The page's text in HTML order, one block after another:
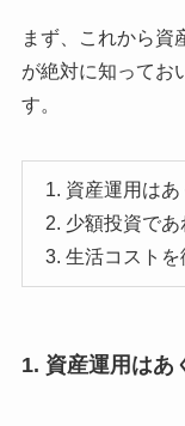
まず、これから資
が絶対に知ってお
す。
資産運用は
少額投資で
生活コストを
1. 資産運用はあ